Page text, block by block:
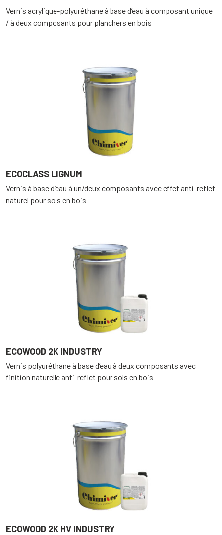
Vernis acrylique-polyuréthane à base d’eau à composant unique
/ à deux composants pour planchers en bois
ECOCLASS LIGNUM
Vernis à base d’eau à un/deux composants avec effet anti-reflet
naturel pour sols en bois
ECOWOOD 2K INDUSTRY
Vernis polyuréthane à base d’eau à deux composants avec
finition naturelle anti-reflet pour sols en bois
ECOWOOD 2K HV INDUSTRY